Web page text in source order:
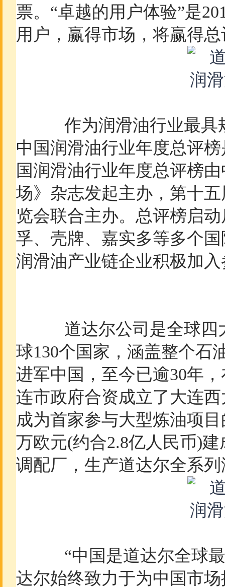
票。“卓越的用户体验”是
用户，赢得市场，将赢得
作为润滑油行业最具
中国润滑油行业年度总评
国润滑油行业年度总评榜
场》杂志发起主办，第十
览会联合主办。总评榜启
孚、壳牌、嘉实多等多个
润滑油产业链企业积极加
道达尔公司是全球四
球130个国家，涵盖整个石
进军中国，至今已逾30年
连市政府合资成立了大连
成为首家参与大型炼油项
万欧元(约合2.8亿人民币)
调配厂，生产道达尔全系
“中国是道达尔全球最
达尔始终致力于为中国市